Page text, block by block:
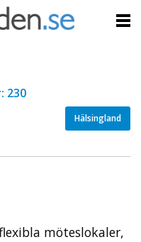
230
Hälsingland
möteslokaler,